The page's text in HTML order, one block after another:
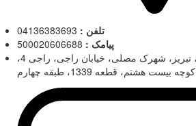
تلفن :
پیامک :
آذربایجان شرقی، تبریز، شهرک مصلی، خیابان راجی، راجی 4،
کوچه بیست هشتم، قطعه 1339، طبقه چهارم